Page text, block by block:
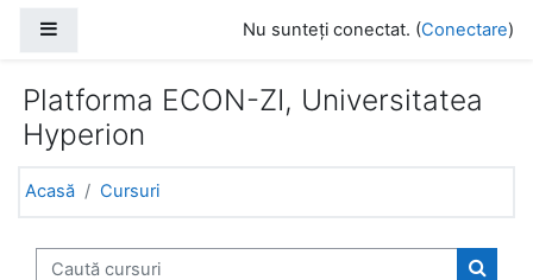
Nu sunteți conectat. (Conectare)
Platforma ECON-ZI, Universitatea
Hyperion
Acasă Cursuri
Caută cursuri